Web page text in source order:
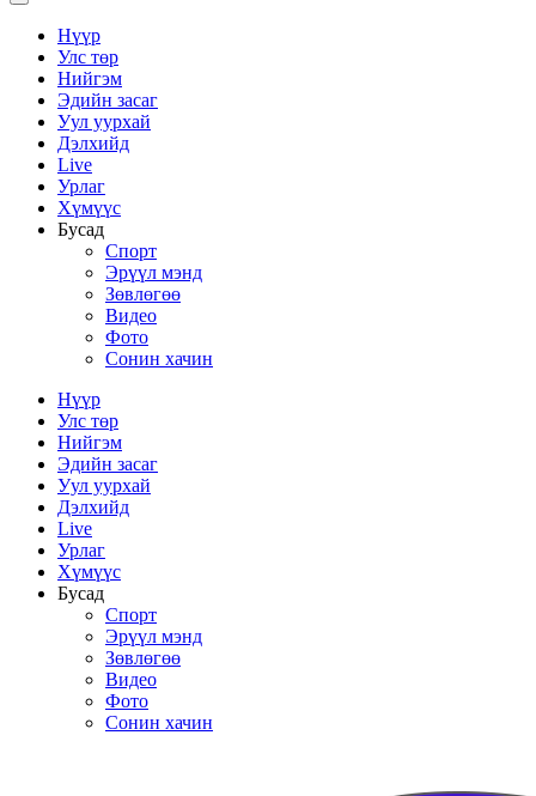
Нүүр
Улс төр
Нийгэм
Эдийн засаг
Уул уурхай
Дэлхийд
Live
Урлаг
Хүмүүс
Бусад
Спорт
Эрүүл мэнд
Зөвлөгөө
Видео
Фото
Сонин хачин
Нүүр
Улс төр
Нийгэм
Эдийн засаг
Уул уурхай
Дэлхийд
Live
Урлаг
Хүмүүс
Бусад
Спорт
Эрүүл мэнд
Зөвлөгөө
Видео
Фото
Сонин хачин